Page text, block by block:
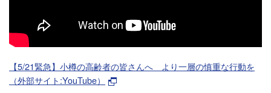
【5/21緊急】小樽の高齢者の皆さんへ より一層の慎重な行動を
（外部サイト:YouTube）